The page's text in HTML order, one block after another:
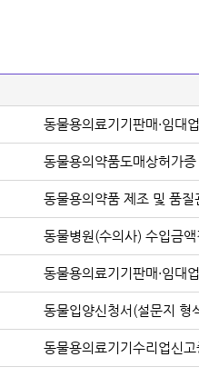
동물용의료기기판매·임대
동물용의약품도매상허가증
동물용의약품 제조 및 품
동물병원(수의사) 수입금
동물용의료기기판매·임대
동물입양신청서(설문지 형
동물용의료기기수리업신고